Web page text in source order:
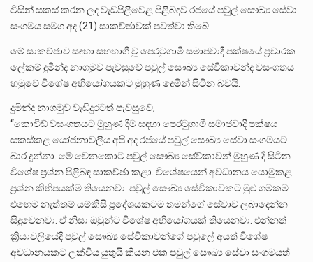
විසින් සකස් කරන ලද වැඩපිළිවෙළ පිළිබඳව රජයේ පවුල් ‌සෞඛ්‍ය ‌සේවා
සංගමය ‌සමග අද (21) සාකච්ඡාවක් පවත්වා තිබේ.
මේ සාකච්ඡාව සඳහා සහභාගී වූ පෙරටුගාමී සමාජවාදී පක්ෂයේ ප්‍රචාරක
ලේකම් දුමින්ද නාගමුව පැවසුවේ පවුල් සෞඛ්‍ය සේවිකාවන්ද වසංගතය
හමුවේ විශේෂ අභියෝගයකට මුහුණ දෙමින් සිටින බවයි.
දුමින්ද නාගමුව වැඩිදුරටත් පැවසුවේ,
“කොවිඩ් වසංගතයට මුහුණ දීම සඳහා පෙරටුගාමී සමාජවාදී පක්ෂය
සකස්කළ යෝජනාවලිය අපි අද රජයේ පවුල් සෞඛ්‍ය සේවා සංගමයට
බාර දුන්නා. මේ වෙනකොට පවුල් සෞඛ්‍ය සේව්කාවන් මුහුණ දී සිටින
විශේෂ ප්‍රශ්න පිළිබඳ සාකච්ඡා කළා. විශේෂයෙන් අවධානය යොමුකළ
ප්‍රශ්න කිහිපයක්ම තියෙනවා. පවුල් සෞඛ්‍ය සේවිකාවකට මුළු ගමකම
එහෙම නැත්තම් යම්කිසි ප්‍රදේශයකටම තමන්ගේ සේවාව ලබාදෙන්න
සිදුවෙනවා. ඒ නිසා ඔවුන්ට විශේෂ අභියෝගයක් තියෙනවා. එන්නත්
ක්‍රියාවලියේදී පවුල් සෞඛ්‍ය සේවිකාවන්ගේ පවුලේ අයත් විශේෂ
අවධානයකට ලක්විය යුතුයි කියන එක පවුල් සෞඛ්‍ය සේවා සංගමයත්